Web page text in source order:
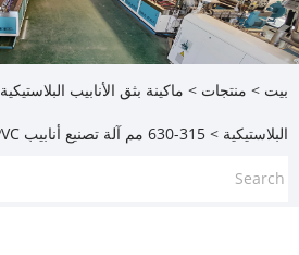
بيت > منتجات > ماكينة بثق الأنابيب البلاستيكية
البلاستيكية > 315-630 مم آلة تصنيع أنابيب PVC